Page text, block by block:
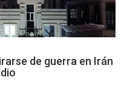
de guerra en Irán